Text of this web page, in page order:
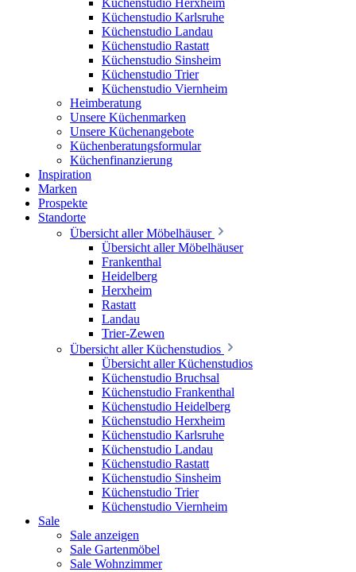
Küchenstudio Herxheim
Küchenstudio Karlsruhe
Küchenstudio Landau
Küchenstudio Rastatt
Küchenstudio Sinsheim
Küchenstudio Trier
Küchenstudio Viernheim
Heimberatung
Unsere Küchenmarken
Unsere Küchenangebote
Küchenberatungsformular
Küchenfinanzierung
Inspiration
Marken
Prospekte
Standorte
Übersicht aller Möbelhäuser
Übersicht aller Möbelhäuser
Frankenthal
Heidelberg
Herxheim
Rastatt
Landau
Trier-Zewen
Übersicht aller Küchenstudios
Übersicht aller Küchenstudios
Küchenstudio Bruchsal
Küchenstudio Frankenthal
Küchenstudio Heidelberg
Küchenstudio Herxheim
Küchenstudio Karlsruhe
Küchenstudio Landau
Küchenstudio Rastatt
Küchenstudio Sinsheim
Küchenstudio Trier
Küchenstudio Viernheim
Sale
Sale anzeigen
Sale Gartenmöbel
Sale Wohnzimmer